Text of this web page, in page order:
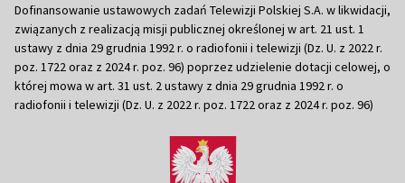
Dofinansowanie ustawowych zadań Telewizji Polskiej S.A. w likwidacji,
związanych z realizacją misji publicznej określonej w art. 21 ust. 1
ustawy z dnia 29 grudnia 1992 r. o radiofonii i telewizji (Dz. U. z 2022 r.
poz. 1722 oraz z 2024 r. poz. 96) poprzez udzielenie dotacji celowej, o
której mowa w art. 31 ust. 2 ustawy z dnia 29 grudnia 1992 r. o
radiofonii i telewizji (Dz. U. z 2022 r. poz. 1722 oraz z 2024 r. poz. 96)